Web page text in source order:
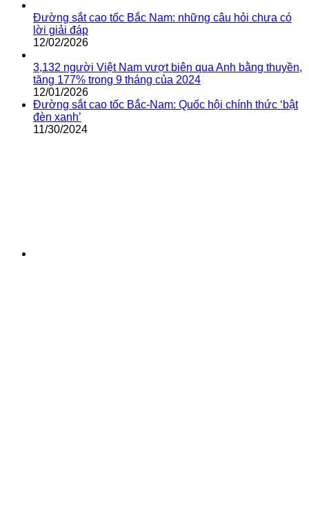
Đường sắt cao tốc Bắc Nam: những câu hỏi chưa có
lời giải đáp
12/02/2026
3,132 người Việt Nam vượt biên qua Anh bằng thuyền,
tăng 177% trong 9 tháng của 2024
12/01/2026
Đường sắt cao tốc Bắc-Nam: Quốc hội chính thức ‘bật
đèn xanh’
11/30/2024